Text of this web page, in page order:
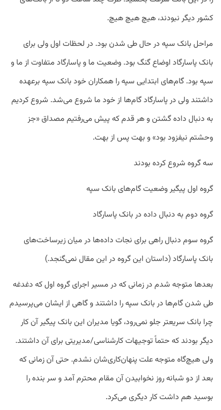
کشور دیگر نبودند، هیچ هیچ هیچ.
مراحل بانک سپه در حال طی شدن بود. در لحظات اول ولی برای
بانک پاسارگاد اوضاع گنگ بود. وضعیت ما و پاسارگاد متفاوت از ما و
سپه بود. گام‌های ابتدایی سپه را همکاران خود بانک سپه برعهده
داشتند ولی در پاسارگاد گام‌ها از خود ما شروع می‌شد. شروع کردیم
به دنبال داده گشتن و هر قدم که پیش می‌رفتیم مصداق «جز
وحشتم نیفزود بود» و بهت پس از بهت.
سه گروه شروع کرده بودند
گروه اول پیگیر وضعیت گام‌های بانک سپه
گروه دوم به دنبال داده در بانک پاسارگاد
گروه سوم دنبال راهی برای نجات داده‌ها در میان زیرساخت‌های
بانک پاسارگاد (داستان این گروه در این مقال نمی‌گنجد.)
بعدها متوجه شدم در زمانی که در مسیر اجرای گروه اول که دغدغه
طی شدن گام‌ها در بانک سپه را داشتند و گاهی از ایشان می‌پرسیدم
چرا بانک سریعتر جلو نمی‌رود، گویا مدیران این بانک پیگیر آن کار
دیگر بودند که حتماً توجیهات کارشناسی/مدیریتی برای آن داشتند.
ولی هیچ‌گاه متوجه علت پنهان‌کاری‌شان نشدم. حتی آن زمانی که
بعد از دو شبانه روز نخوابیدن آن مقام محترم آمد و سر بنده را
بوسید هم داشت کار دیگری می‌کرد‌.